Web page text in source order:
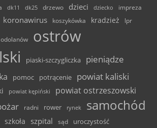
dk11 dk25 drzewo dzieci dziecko
impreza
koronawirus koszykówka kradzież lpr
odolanów
ostrów
piaski-szczygliczka pieniądze
pomoc potrącenie powiat kaliski
powiat kępiński powiat ostrzeszowski
radni rower rynek samochód
szkoła szpital sąd uroczystość